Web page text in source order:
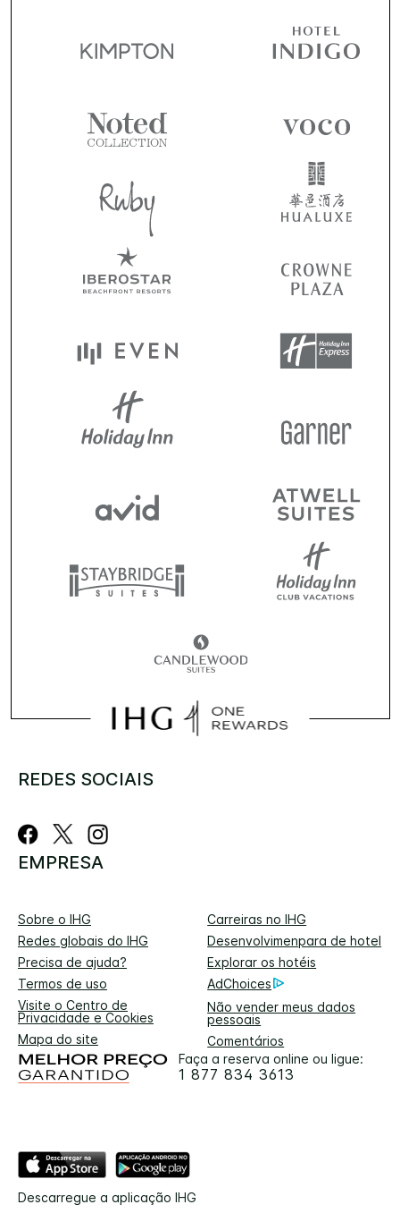
REDES SOCIAIS
EMPRESA
Sobre o IHG
Carreiras no IHG
Redes globais do IHG
Desenvolvimenpara de hotel
Precisa de ajuda?
Explorar os hotéis
Termos de uso
AdChoices
Visite o Centro de
Privacidade e Cookies
Não vender meus dados
pessoais
Mapa do site
Comentários
Faça a reserva online ou ligue:
1 877 834 3613
Descarregue a aplicação IHG